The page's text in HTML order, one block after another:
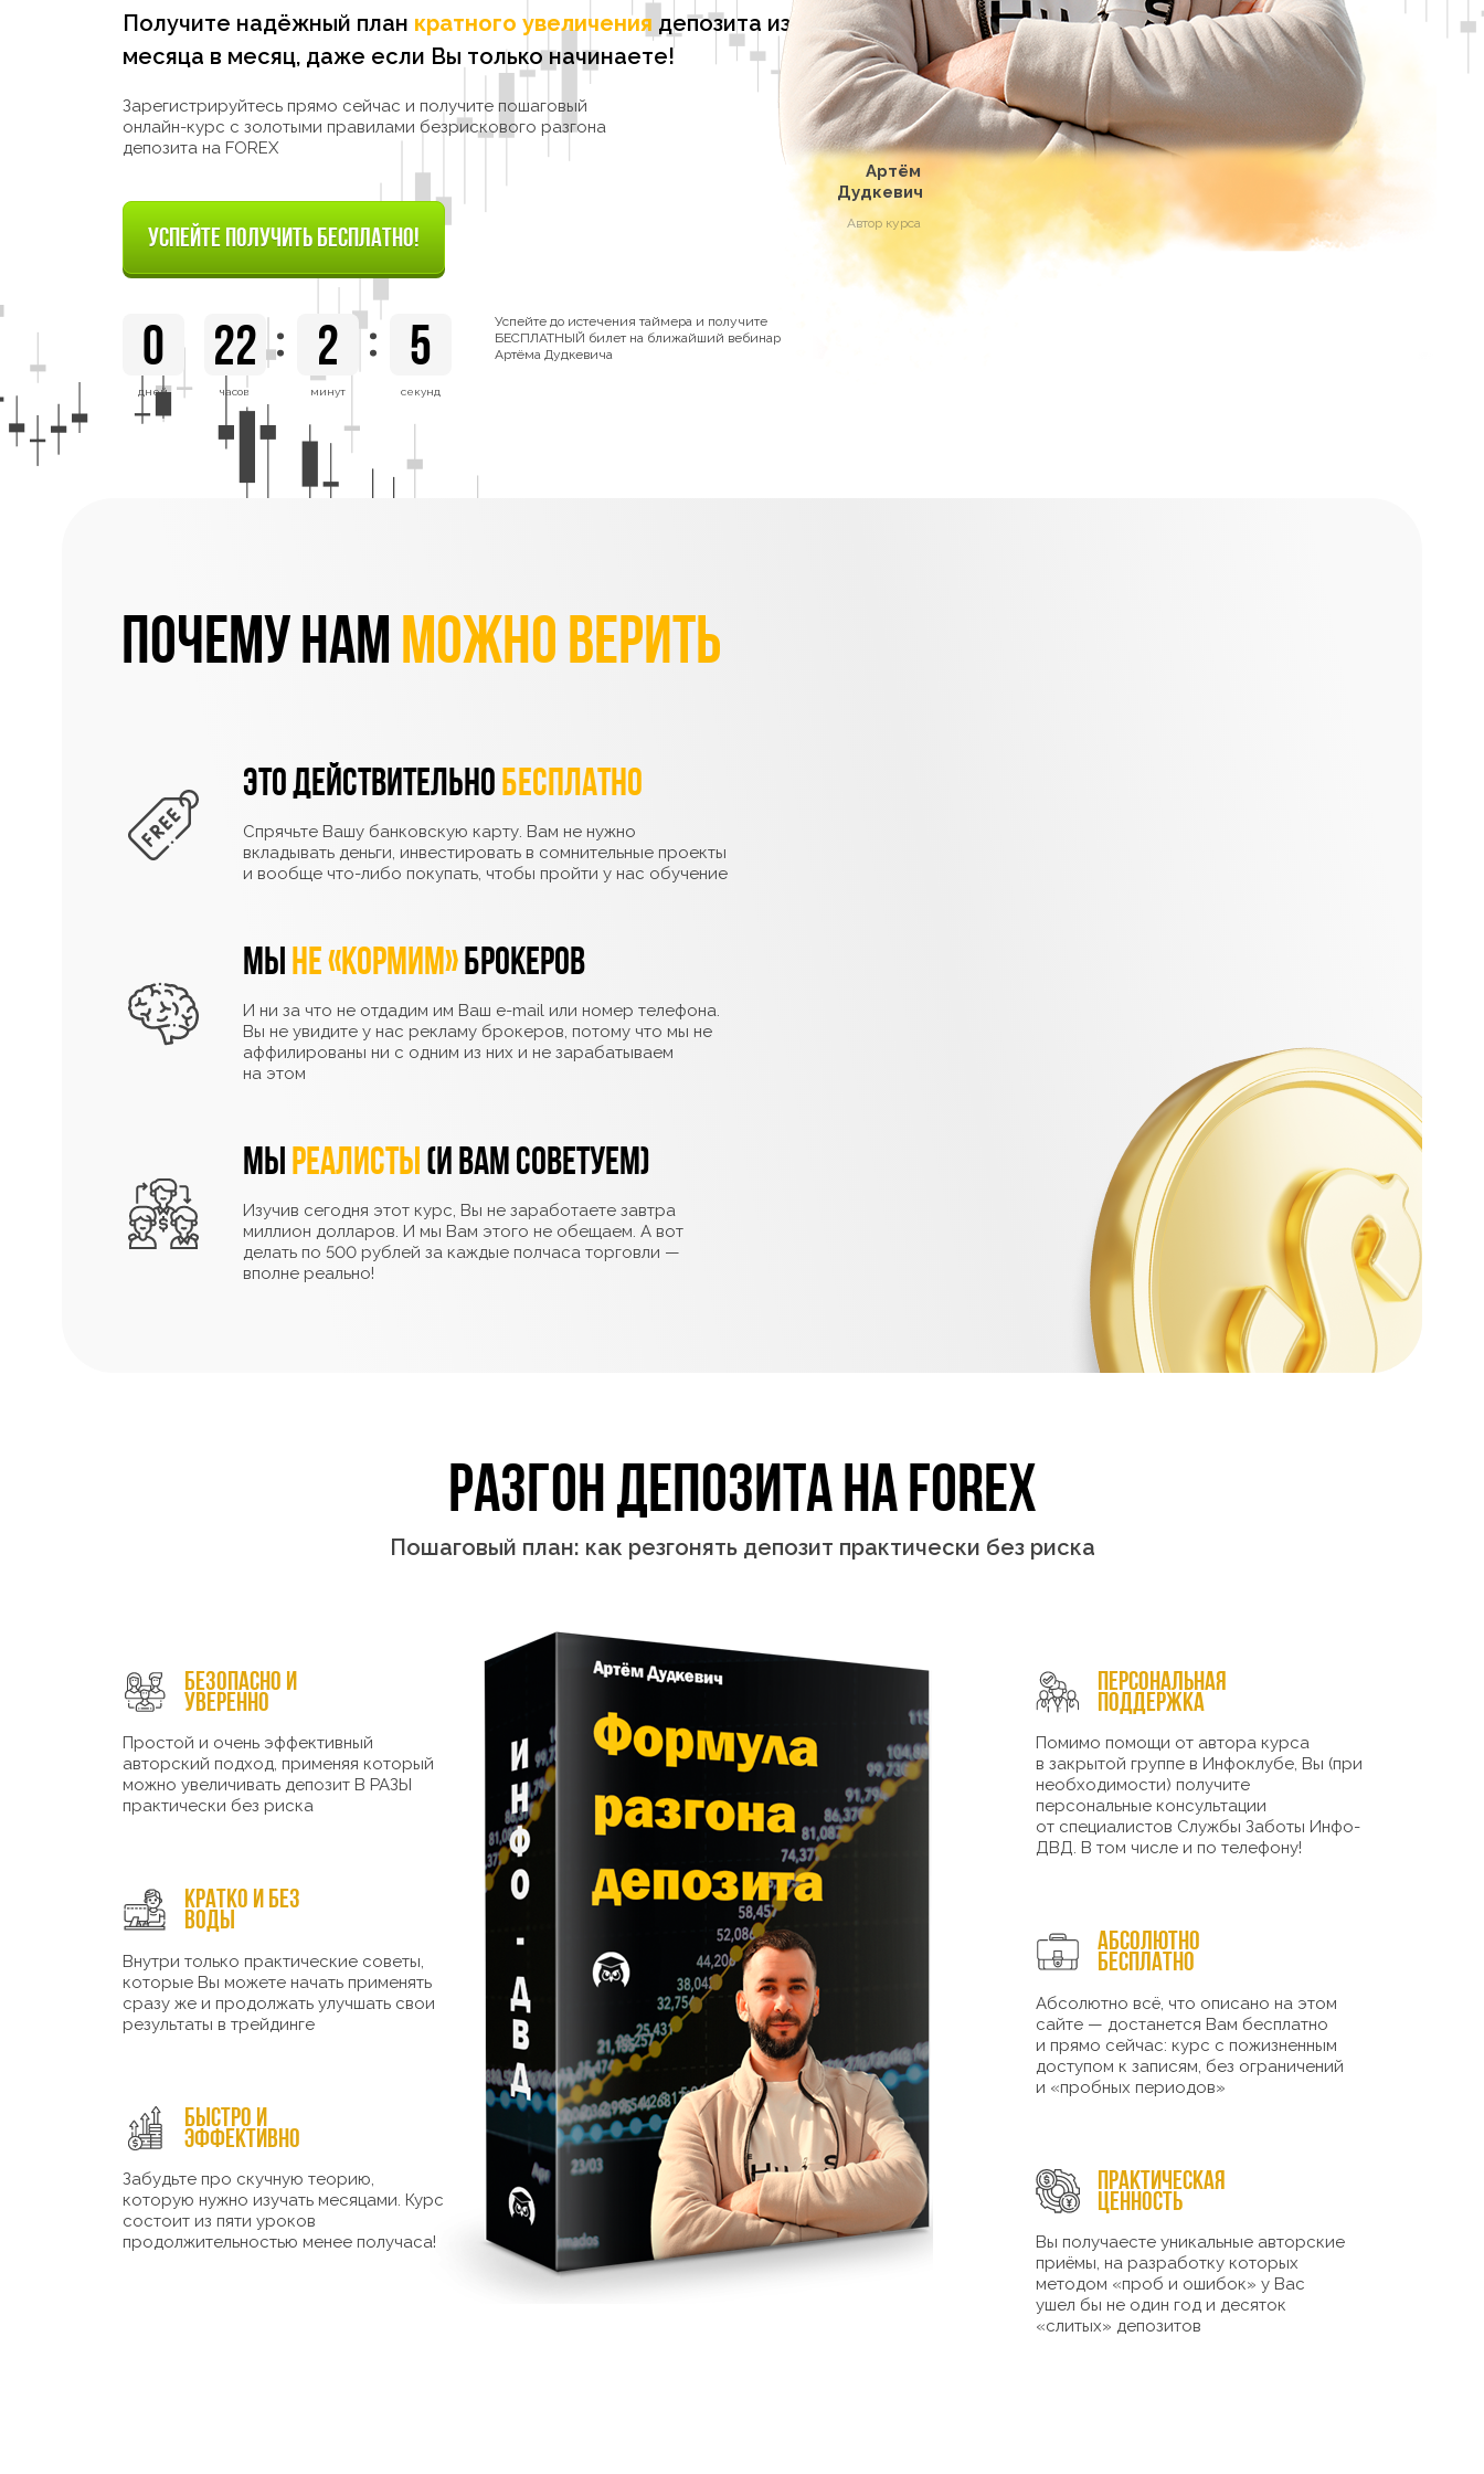
Получите надёжный план кратного увеличения депозита из
месяца в месяц, даже если Вы только начинаете!
Зарегистрируйтесь прямо сейчас и получите пошаговый
онлайн-курс с золотыми правилами безрискового разгона
депозита на FOREX
УСПЕЙТЕ ПОЛУЧИТЬ БЕСПЛАТНО!
0 22 2 4
Успейте до истечения таймера и получите
БЕСПЛАТНЫЙ билет на ближайший вебинар
Артёма Дудкевича
Артём
Дудкевич
Автор курса
Почему нам можно верить
Это действительнобесплатно
Спрячьте Вашу банковскую карту. Вам не нужно
вкладывать деньги, инвестировать в сомнительные проекты
и вообще что-либо покупать, чтобы пройти у нас обучение
Мыне «кормим»брокеров
И ни за что не отдадим им Ваш e-mail или номер телефона.
Вы не увидите у нас рекламу брокеров, потому что мы не
аффилированы ни с одним из них и не зарабатываем
на этом
Мыреалисты(и Вам советуем)
Изучив сегодня этот курс, Вы не заработаете завтра
миллион долларов. И мы Вам этого не обещаем. А вот
делать по 500 рублей за каждые полчаса торговли —
вполне реально!
Разгон депозита на FOREX
Пошаговый план: как резгонять депозит практически без риска
Безопасно и
уверенно
Простой и очень эффективный
авторский подход, применяя который
можно увеличивать депозит В РАЗЫ
практически без риска
Кратко и без
воды
Внутри только практические советы,
которые Вы можете начать применять
сразу же и продолжать улучшать свои
результаты в трейдинге
Быстро и
эффективно
Забудьте про скучную теорию,
которую нужно изучать месяцами. Курс
состоит из пяти уроков
продолжительностью менее получаса!
Персональная
поддержка
Помимо помощи от автора курса
в закрытой группе в Инфоклубе, Вы (при
необходимости) получите
персональные консультации
от специалистов Службы Заботы Инфо-
ДВД. В том числе и по телефону!
Абсолютно
бесплатно
Абсолютно всё, что описано на этом
сайте — достанется Вам бесплатно
и прямо сейчас: курс с пожизненным
доступом к записям, без ограничений
и «пробных периодов»
Практическая
ценность
Вы получаесте уникальные авторские
приёмы, на разработку которых
методом «проб и ошибок» у Вас
ушел бы не один год и десяток
«слитых» депозитов